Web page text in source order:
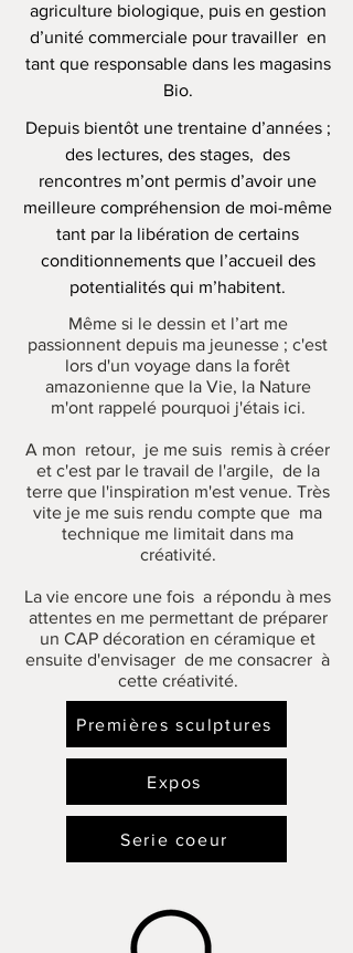
agriculture biologique, puis en gestion
d’unité commerciale pour travailler en
tant que responsable dans les magasins
Bio.
Depuis bientôt une trentaine d’années ;
des lectures, des stages, des
rencontres m’ont permis d’avoir une
meilleure compréhension de moi-même
tant par la libération de certains
conditionnements que l’accueil des
potentialités qui m’habitent.
Même si le dessin et l’art me
passionnent depuis ma jeunesse ; c'est
lors d'un voyage dans la forêt
amazonienne que la Vie, la Nature
m'ont rappelé pourquoi j'étais ici.
A mon retour, je me suis remis à créer
et c'est par le travail de l'argile, de la
terre que l'inspiration m'est venue. Très
vite je me suis rendu compte que ma
technique me limitait dans ma
créativité.
La vie encore une fois a répondu à mes
attentes en me permettant de préparer
un CAP décoration en céramique et
ensuite d'envisager de me consacrer à
cette créativité.
Premières sculptures
Expos
Serie coeur